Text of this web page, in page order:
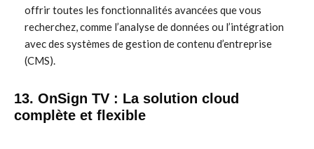
offrir toutes les fonctionnalités avancées que vous
recherchez, comme l’analyse de données ou l’intégration
avec des systèmes de gestion de contenu d’entreprise
(CMS).
13. OnSign TV : La solution cloud
complète et flexible